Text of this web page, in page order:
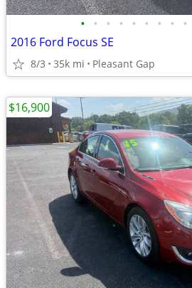
• • • • • • • • •
2016 Ford Focus SE
8/3 35k mi Pleasant Gap
$16,900